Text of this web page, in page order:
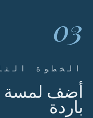
03
الخطوة
أضف لمسة
باردة